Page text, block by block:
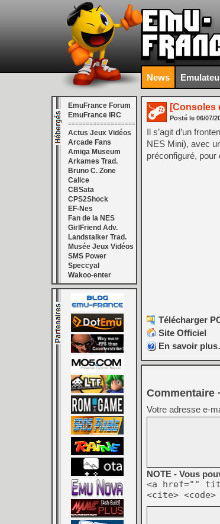
News
EmuFrance Forum
EmuFrance IRC
===================
Actus Jeux Vidéos
Arcade Fans
Amiga Museum
Arkames Trad.
Bruno C. Zone
Calice
CBSata
CPS2Shock
EF-Nes
Fan de la NES
GirlFriend Adv.
Landstalker Trad.
Musée Jeux Vidéos
SMS Power
Speccyal
Wakoo-enter
[Consoles
Posté le 06/07/
Il s’agit d’un
NES Mini), avec
préconfiguré, pour
Télécharger
Site Officiel
En savoir
Commentaire
Votre adresse e-
NOTE - Vous
<a href=""
<cite>